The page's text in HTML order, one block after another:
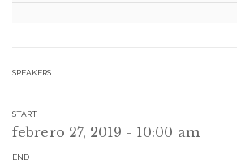
SPEAKERS
START
febrero 27, 2019 - 10:00 am
END